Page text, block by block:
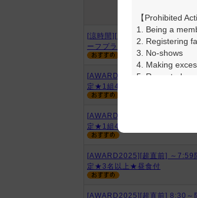
[涼時間][イチオシ]【9時台】9Ｈ
ーフプラン・割増無
[AWARD2025][超直前] 8:30～限
定★1組4名限定★昼食付
[AWARD2025][超直前] ～7:59限
定★1組4名限定★昼食付
[AWARD2025][超直前] ～7:59
定★3名以上★昼食付
[AWARD2025][超直前] 8:30～
【Prohibited
1. Being a
2. Registering
3. No-shows
4. Making
5. Repeated
6. Violating
7. Causing